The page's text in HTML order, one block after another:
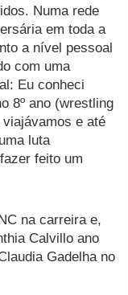
Numa rede
em toda a
a nível pessoal
com uma
Eu conheci
8º ano (wrestling
e até
luta
feito um
na carreira e,
Calvillo ano
Gadelha no